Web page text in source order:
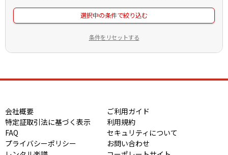
選択中の条件で絞り込む
条件をリセットする
会社概要
ご利用ガイド
特定証取引法に基づく表示
利用規約
FAQ
セキュリティについて
プライバシーポリシー
お問い合わせ